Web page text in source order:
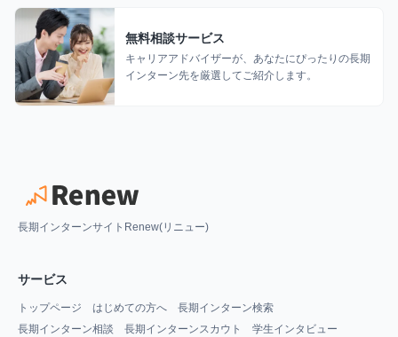
無料相談サービス
キャリアアドバイザーが、あなたにぴったりの長期
インターン先を厳選してご紹介します。
長期インターンサイトRenew(リニュー)
サービス
トップページ はじめての方へ
長期インターン検索
長期インターン相談
長期インターンスカウト
学生インタビュー